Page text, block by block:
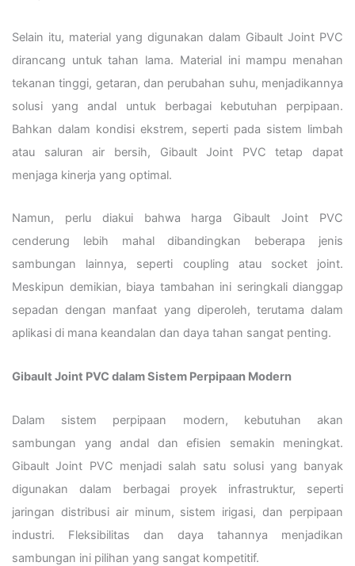
Selain itu, material yang digunakan dalam Gibault Joint PVC
dirancang untuk tahan lama. Material ini mampu menahan
tekanan tinggi, getaran, dan perubahan suhu, menjadikannya
solusi yang andal untuk berbagai kebutuhan perpipaan.
Bahkan dalam kondisi ekstrem, seperti pada sistem limbah
atau saluran air bersih, Gibault Joint PVC tetap dapat
menjaga kinerja yang optimal.
Namun, perlu diakui bahwa harga Gibault Joint PVC
cenderung lebih mahal dibandingkan beberapa jenis
sambungan lainnya, seperti coupling atau socket joint.
Meskipun demikian, biaya tambahan ini seringkali dianggap
sepadan dengan manfaat yang diperoleh, terutama dalam
aplikasi di mana keandalan dan daya tahan sangat penting.
Gibault Joint PVC dalam Sistem Perpipaan Modern
Dalam sistem perpipaan modern, kebutuhan akan
sambungan yang andal dan efisien semakin meningkat.
Gibault Joint PVC menjadi salah satu solusi yang banyak
digunakan dalam berbagai proyek infrastruktur, seperti
jaringan distribusi air minum, sistem irigasi, dan perpipaan
industri. Fleksibilitas dan daya tahannya menjadikan
sambungan ini pilihan yang sangat kompetitif.